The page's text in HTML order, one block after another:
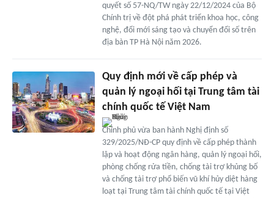
quyết số 57-NQ/TW ngày 22/12/2024 của Bộ
Chính trị về đột phá phát triển khoa học, công
nghệ, đổi mới sáng tạo và chuyển đổi số trên
địa bàn TP Hà Nội năm 2026.
Quy định mới về cấp phép và
quản lý ngoại hối tại Trung tâm tài
chính quốc tế Việt Nam
Chính phủ vừa ban hành Nghị định số
329/2025/NĐ-CP quy định về cấp phép thành
lập và hoạt động ngân hàng, quản lý ngoại hối,
phòng chống rửa tiền, chống tài trợ khủng bố
và chống tài trợ phổ biến vũ khí hủy diệt hàng
loạt tại Trung tâm tài chính quốc tế tại Việt